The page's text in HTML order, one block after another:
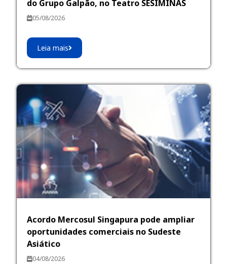
do Grupo Galpão, no Teatro SESIMINAS
05/08/2026
Leia mais
Acordo Mercosul Singapura pode ampliar
oportunidades comerciais no Sudeste
Asiático
04/08/2026